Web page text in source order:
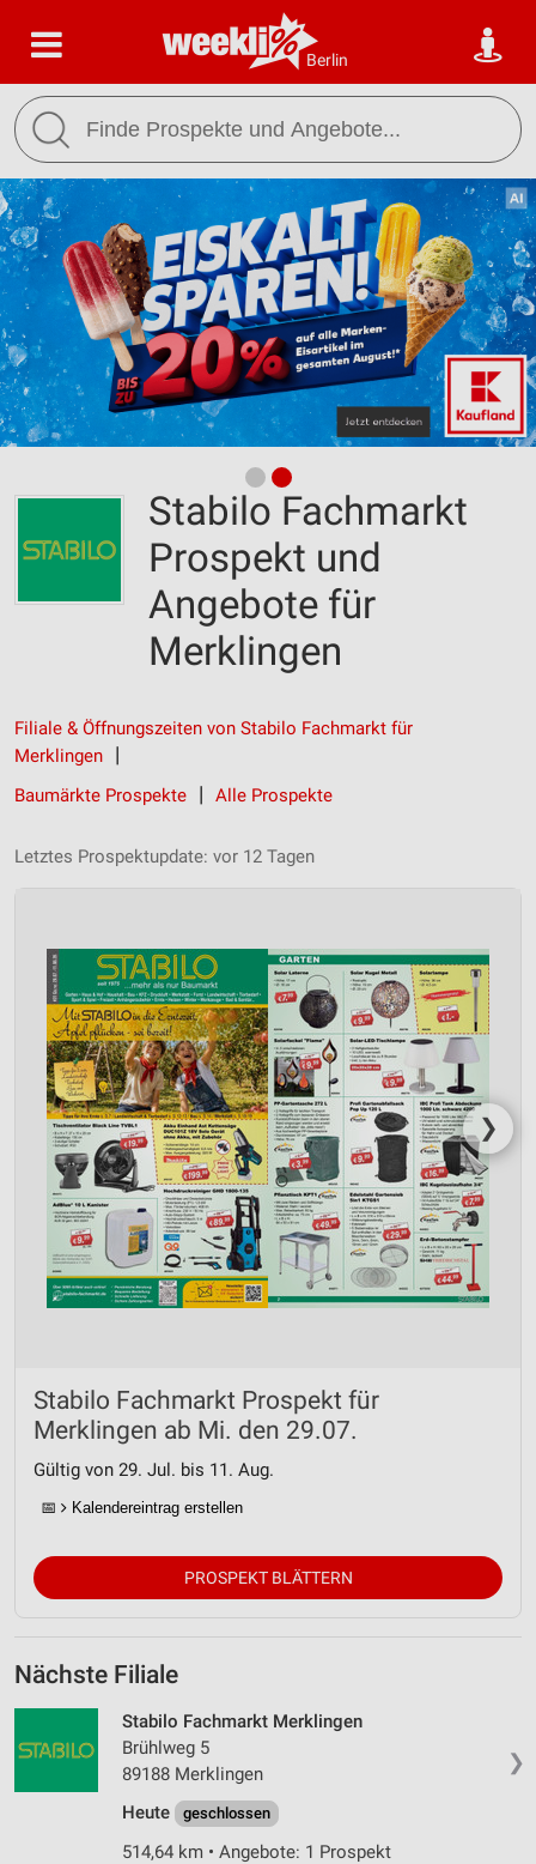
Berlin
Stabilo Fachmarkt
Prospekt und
Angebote für
Merklingen
Filiale & Öffnungszeiten von Stabilo Fachmarkt für
Merklingen
Baumärkte Prospekte
Alle Prospekte
Letztes Prospektupdate: vor 12 Tagen
❯
Stabilo Fachmarkt Prospekt für
Merklingen ab Mi. den 29.07.
Gültig von 29. Jul. bis 11. Aug.
📅 Kalendereintrag erstellen
PROSPEKT BLÄTTERN
Nächste Filiale
❯
Stabilo Fachmarkt Merklingen
Brühlweg 5
89188 Merklingen
Heute
geschlossen
514,64 km • Angebote: 1 Prospekt